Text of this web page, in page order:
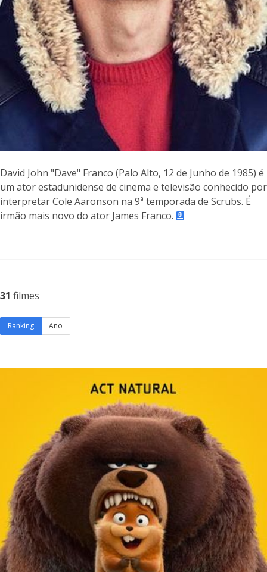
David John "Dave" Franco (Palo Alto, 12 de Junho de 1985) é
um ator estadunidense de cinema e televisão conhecido por
interpretar Cole Aaronson na 9ª temporada de Scrubs. É
irmão mais novo do ator James Franco.
31 filmes
Ranking Ano